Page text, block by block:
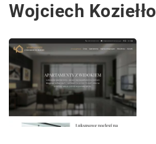
Wojciech Koziełło